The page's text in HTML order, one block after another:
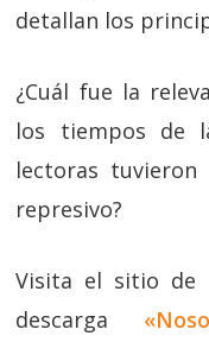
detallan los
¿Cuál fue la
los tiempos de
lectoras tuvieron
represivo?
Visita el sitio de
descarga